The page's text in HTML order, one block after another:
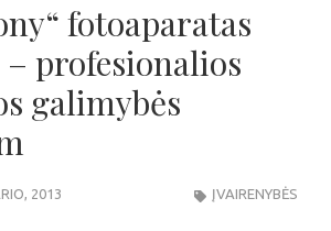
fotoaparatas
– profesionalios
galimybės
2013 ĮVAIRENYBĖS